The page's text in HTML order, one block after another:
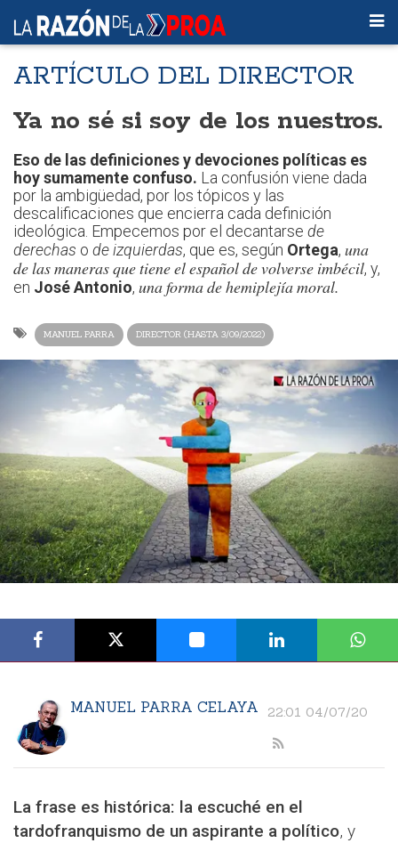
ARTÍCULO DEL DIRECTOR
Ya no sé si soy de los nuestros.
Eso de las definiciones y devociones políticas es
hoy sumamente confuso. La confusión viene dada
por la ambigüedad, por los tópicos y las
descalificaciones que encierra cada definición
ideológica. Empecemos por el decantarse de
derechas o de izquierdas, que es, según Ortega, una
de las maneras que tiene el español de volverse imbécil, y,
en José Antonio, una forma de hemiplejía moral.
MANUEL PARRA DIRECTOR (HASTA 3/09/2022)
MANUEL PARRA CELAYA 22:01 04/07/20
La frase es histórica: la escuché en el
tardofranquismo de un aspirante a político, y